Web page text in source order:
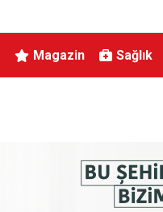
Magazin Sağlık
Arabistan’a çalışma ziyareti